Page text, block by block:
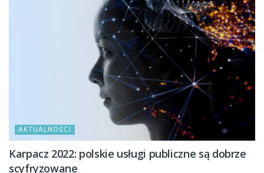
AKTUALNOŚCI
Karpacz 2022: polskie usługi publiczne są dobrze
scyfryzowane